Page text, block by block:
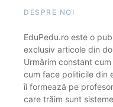
DESPRE NOI
EduPedu.ro este o
exclusiv articole din
Urmărim constant
cum face politicile din
îi formează pe
care trăim sunt